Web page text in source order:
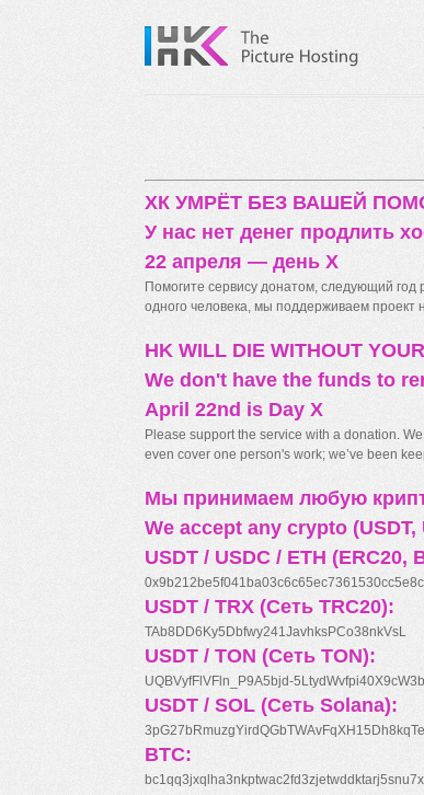
ХК УМРЁТ БЕЗ ВАШЕЙ
У нас нет денег продлить
22 апреля — день X
Помогите сервису донатом, следующий
одного человека, мы поддерживаем проект
HK WILL DIE WITHOUT
We don't have the funds to
April 22nd is Day X
Please support the service with a donation.
even cover one person's work; we’ve been
Мы принимаем любую
We accept any crypto (USDT,
USDT / USDC / ETH (ERC20,
USDT / TRX (Сеть TRC20):
TAb8DD6Ky5Dbfwy241JavhksPCo38nkVsL
USDT / TON (Сеть TON):
UQBVyfFlVFln_P9A5bjd-
USDT / SOL (Сеть Solana):
BTC:
bc1qq3jxqlha3nkptwac2fd3zjetwddktarj5snu7x